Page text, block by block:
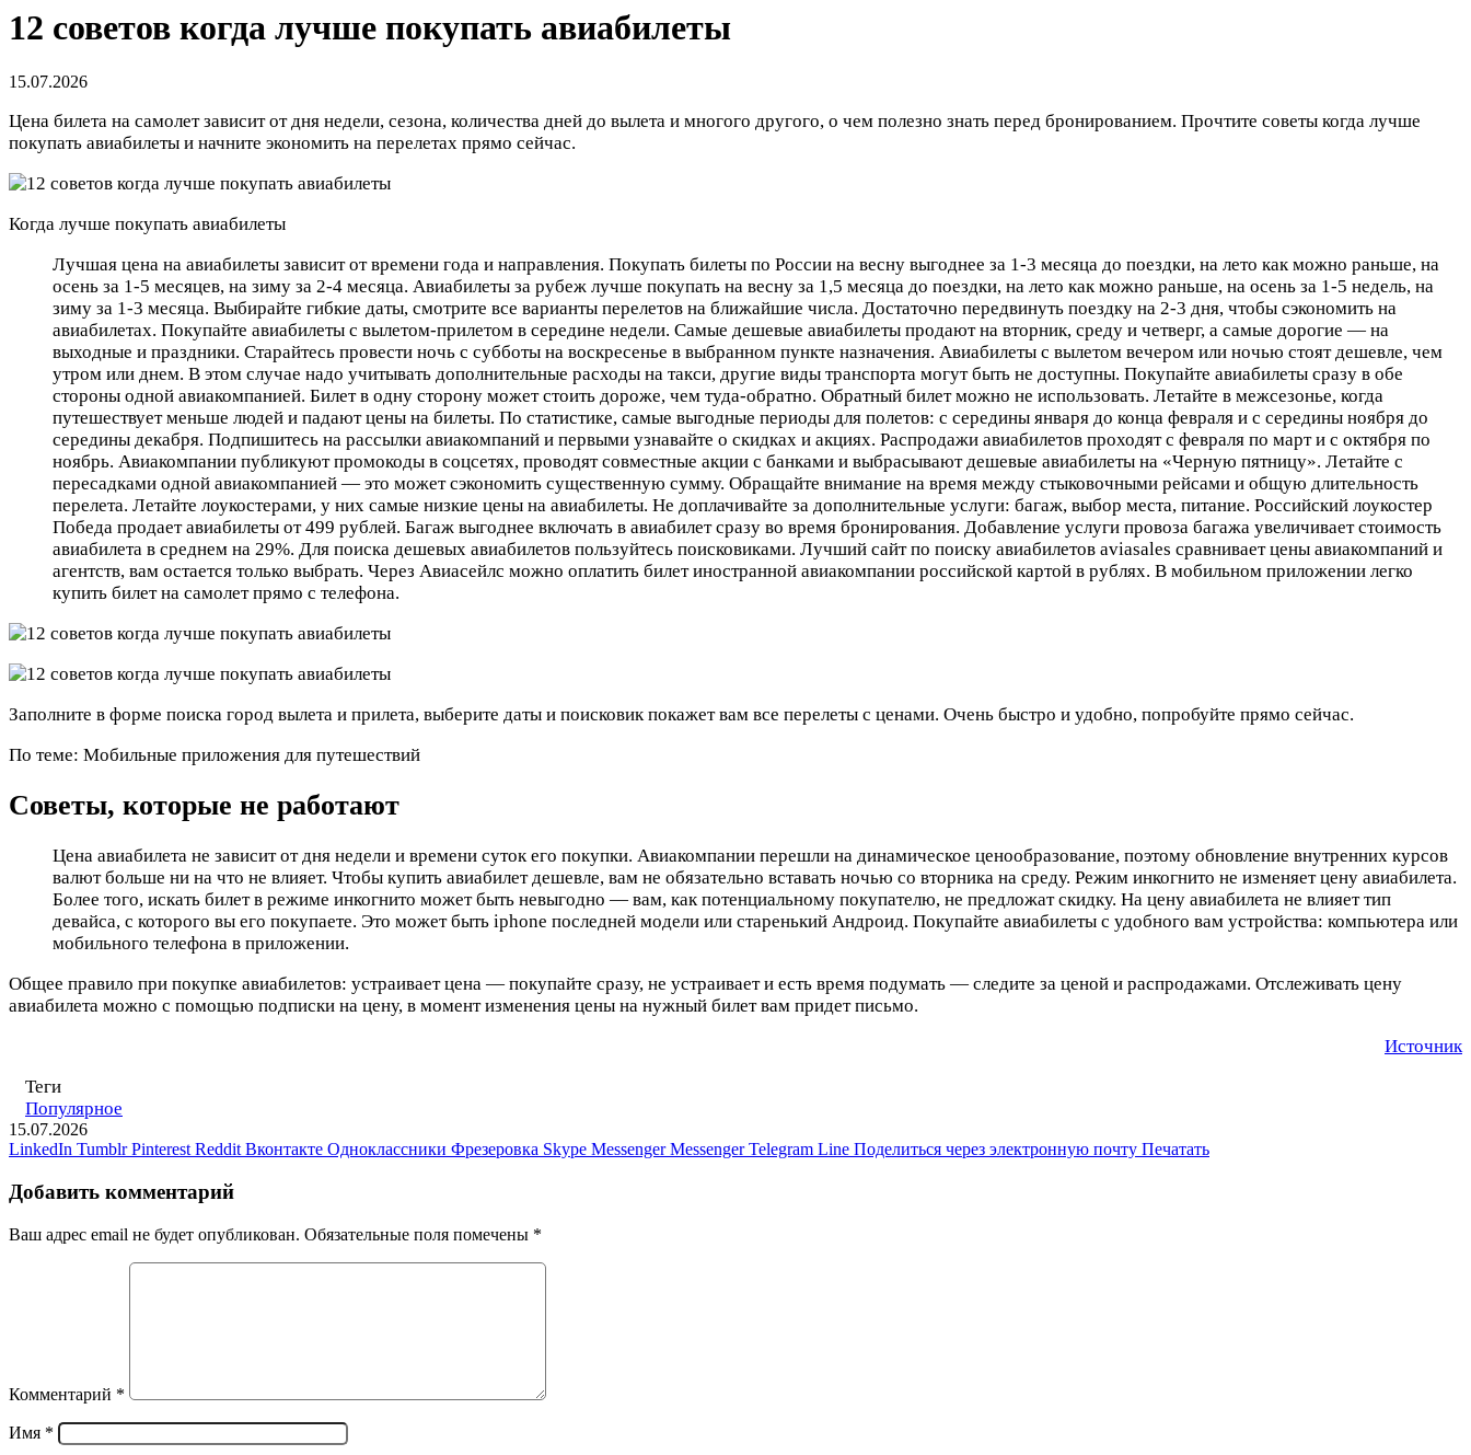
12 советов когда лучше покупать авиабилеты
15.07.2026
Цена билета на самолет зависит от дня недели, сезона, количества дней до вылета и многого другого, о чем полезно знать перед бронированием. Прочтите советы когда лучше
покупать авиабилеты и начните экономить на перелетах прямо сейчас.
Когда лучше покупать авиабилеты
Лучшая цена на авиабилеты зависит от времени года и направления. Покупать билеты по России на весну выгоднее за 1-3 месяца до поездки, на лето как можно раньше, на
осень за 1-5 месяцев, на зиму за 2-4 месяца. Авиабилеты за рубеж лучше покупать на весну за 1,5 месяца до поездки, на лето как можно раньше, на осень за 1-5 недель, на
зиму за 1-3 месяца. Выбирайте гибкие даты, смотрите все варианты перелетов на ближайшие числа. Достаточно передвинуть поездку на 2-3 дня, чтобы сэкономить на
авиабилетах. Покупайте авиабилеты с вылетом-прилетом в середине недели. Самые дешевые авиабилеты продают на вторник, среду и четверг, а самые дорогие — на
выходные и праздники. Старайтесь провести ночь с субботы на воскресенье в выбранном пункте назначения. Авиабилеты с вылетом вечером или ночью стоят дешевле, чем
утром или днем. В этом случае надо учитывать дополнительные расходы на такси, другие виды транспорта могут быть не доступны. Покупайте авиабилеты сразу в обе
стороны одной авиакомпанией. Билет в одну сторону может стоить дороже, чем туда-обратно. Обратный билет можно не использовать. Летайте в межсезонье, когда
путешествует меньше людей и падают цены на билеты. По статистике, самые выгодные периоды для полетов: с середины января до конца февраля и с середины ноября до
середины декабря. Подпишитесь на рассылки авиакомпаний и первыми узнавайте о скидках и акциях. Распродажи авиабилетов проходят с февраля по март и с октября по
ноябрь. Авиакомпании публикуют промокоды в соцсетях, проводят совместные акции с банками и выбрасывают дешевые авиабилеты на «Черную пятницу». Летайте с
пересадками одной авиакомпанией — это может сэкономить существенную сумму. Обращайте внимание на время между стыковочными рейсами и общую длительность
перелета. Летайте лоукостерами, у них самые низкие цены на авиабилеты. Не доплачивайте за дополнительные услуги: багаж, выбор места, питание. Российский лоукостер
Победа продает авиабилеты от 499 рублей. Багаж выгоднее включать в авиабилет сразу во время бронирования. Добавление услуги провоза багажа увеличивает стоимость
авиабилета в среднем на 29%. Для поиска дешевых авиабилетов пользуйтесь поисковиками. Лучший сайт по поиску авиабилетов aviasales сравнивает цены авиакомпаний и
агентств, вам остается только выбрать. Через Авиасейлс можно оплатить билет иностранной авиакомпании российской картой в рублях. В мобильном приложении легко
купить билет на самолет прямо с телефона.
Заполните в форме поиска город вылета и прилета, выберите даты и поисковик покажет вам все перелеты с ценами. Очень быстро и удобно, попробуйте прямо сейчас.
По теме: Мобильные приложения для путешествий
Советы, которые не работают
Цена авиабилета не зависит от дня недели и времени суток его покупки. Авиакомпании перешли на динамическое ценообразование, поэтому обновление внутренних курсов
валют больше ни на что не влияет. Чтобы купить авиабилет дешевле, вам не обязательно вставать ночью со вторника на среду. Режим инкогнито не изменяет цену авиабилета.
Более того, искать билет в режиме инкогнито может быть невыгодно — вам, как потенциальному покупателю, не предложат скидку. На цену авиабилета не влияет тип
девайса, с которого вы его покупаете. Это может быть iphone последней модели или старенький Андроид. Покупайте авиабилеты с удобного вам устройства: компьютера или
мобильного телефона в приложении.
Общее правило при покупке авиабилетов: устраивает цена — покупайте сразу, не устраивает и есть время подумать — следите за ценой и распродажами. Отслеживать цену
авиабилета можно с помощью подписки на цену, в момент изменения цены на нужный билет вам придет письмо.
Источник
Теги
Популярное
15.07.2026
LinkedIn Tumblr Pinterest Reddit Вконтакте Одноклассники Фрезеровка Skype Messenger Messenger Telegram Line Поделиться через электронную почту Печатать
Добавить комментарий
Ваш адрес email не будет опубликован. Обязательные поля помечены *
Комментарий *
Имя *